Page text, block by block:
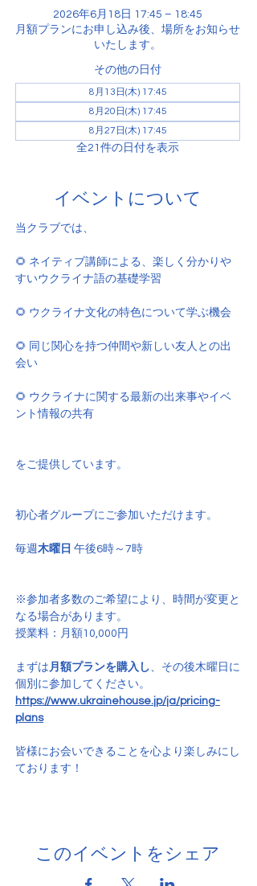
2026年6月18日 17:45 – 18:45
月額プランにお申し込み後、場所をお知らせ
いたします。
その他の日付
8月13日(木) 17:45
8月20日(木) 17:45
8月27日(木) 17:45
全21件の日付を表示
イベントについて
当クラブでは、
🌻 ネイティブ講師による、楽しく分かりや
すいウクライナ語の基礎学習
🌻 ウクライナ文化の特色について学ぶ機会
🌻 同じ関心を持つ仲間や新しい友人との出
会い
🌻 ウクライナに関する最新の出来事やイベ
ント情報の共有
をご提供しています。
初心者グループにご参加いただけます。
毎週木曜日 午後6時～7時
※参加者多数のご希望により、時間が変更と
なる場合があります。
授業料：月額10,000円
まずは 月額プランを購入し、その後木曜日に
個別に参加してください。
https://www.ukrainehouse.jp/ja/pricing-
plans
皆様にお会いできることを心より楽しみにし
ております！
このイベントをシェア